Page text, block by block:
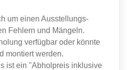
um einen Ausstellungs-
Fehlern und Mängeln.
verfügbar oder könnte
montiert werden.
ist ein "Abholpreis inklusive